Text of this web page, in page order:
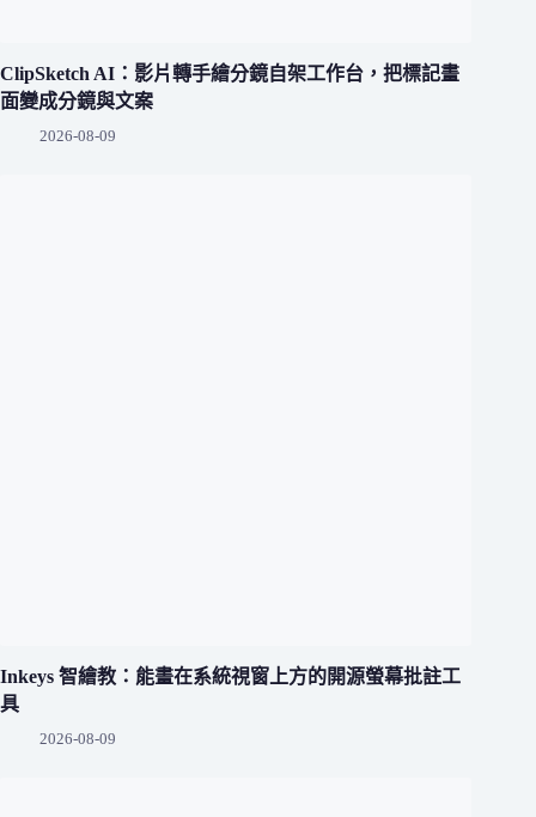
ClipSketch AI：影片轉手繪分鏡自架工作台，把標記畫
面變成分鏡與文案
2026-08-09
Inkeys 智繪教：能畫在系統視窗上方的開源螢幕批註工
具
2026-08-09